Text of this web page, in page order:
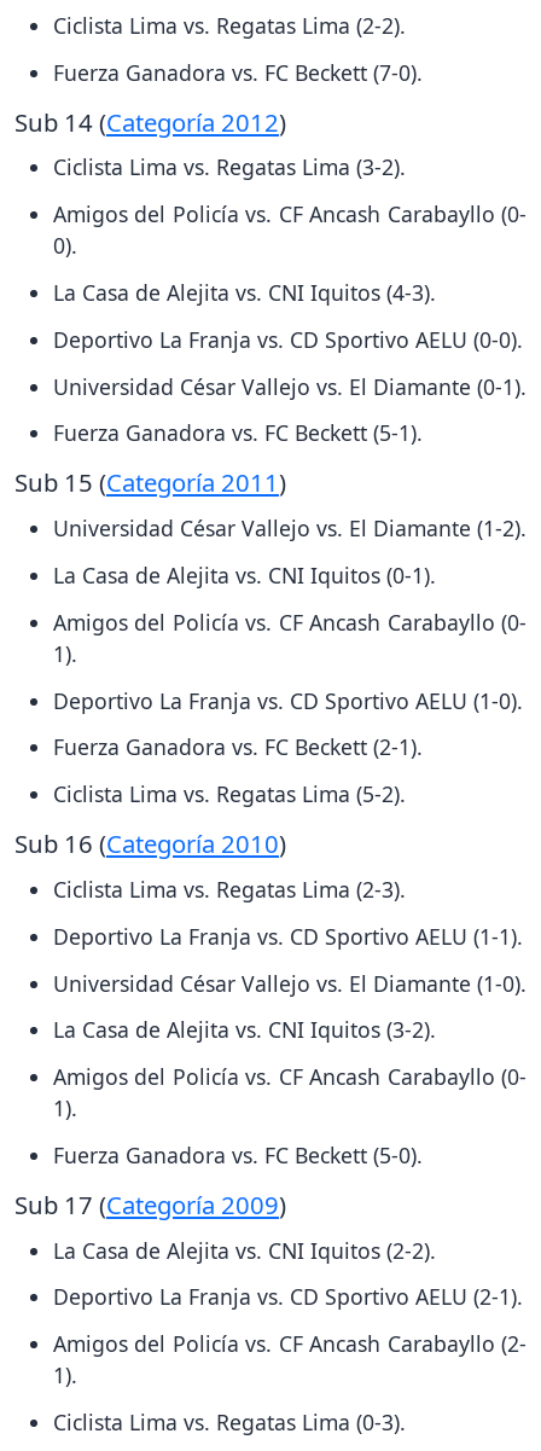
Ciclista Lima vs. Regatas Lima (2-2).
Fuerza Ganadora vs. FC Beckett (7-0).
Sub 14 (Categoría 2012)
Ciclista Lima vs. Regatas Lima (3-2).
Amigos del Policía vs. CF Ancash Carabayllo (0-
0).
La Casa de Alejita vs. CNI Iquitos (4-3).
Deportivo La Franja vs. CD Sportivo AELU (0-0).
Universidad César Vallejo vs. El Diamante (0-1).
Fuerza Ganadora vs. FC Beckett (5-1).
Sub 15 (Categoría 2011)
Universidad César Vallejo vs. El Diamante (1-2).
La Casa de Alejita vs. CNI Iquitos (0-1).
Amigos del Policía vs. CF Ancash Carabayllo (0-
1).
Deportivo La Franja vs. CD Sportivo AELU (1-0).
Fuerza Ganadora vs. FC Beckett (2-1).
Ciclista Lima vs. Regatas Lima (5-2).
Sub 16 (Categoría 2010)
Ciclista Lima vs. Regatas Lima (2-3).
Deportivo La Franja vs. CD Sportivo AELU (1-1).
Universidad César Vallejo vs. El Diamante (1-0).
La Casa de Alejita vs. CNI Iquitos (3-2).
Amigos del Policía vs. CF Ancash Carabayllo (0-
1).
Fuerza Ganadora vs. FC Beckett (5-0).
Sub 17 (Categoría 2009)
La Casa de Alejita vs. CNI Iquitos (2-2).
Deportivo La Franja vs. CD Sportivo AELU (2-1).
Amigos del Policía vs. CF Ancash Carabayllo (2-
1).
Ciclista Lima vs. Regatas Lima (0-3).